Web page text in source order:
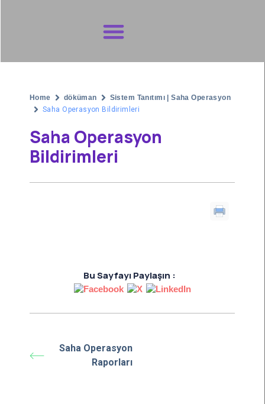
Home döküman
Sistem Tanıtımı | Saha Operasyon
Saha Operasyon Bildirimleri
Saha Operasyon
Bildirimleri
Bu Sayfayı Paylaşın :
Saha Operasyon
Raporları